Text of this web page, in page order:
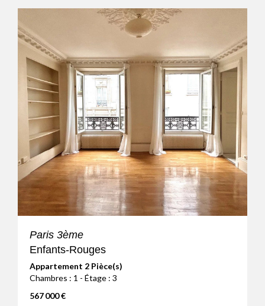
Paris 3ème
Enfants-Rouges
Appartement 2 Pièce(s)
Chambres : 1 - Étage : 3
567 000 €